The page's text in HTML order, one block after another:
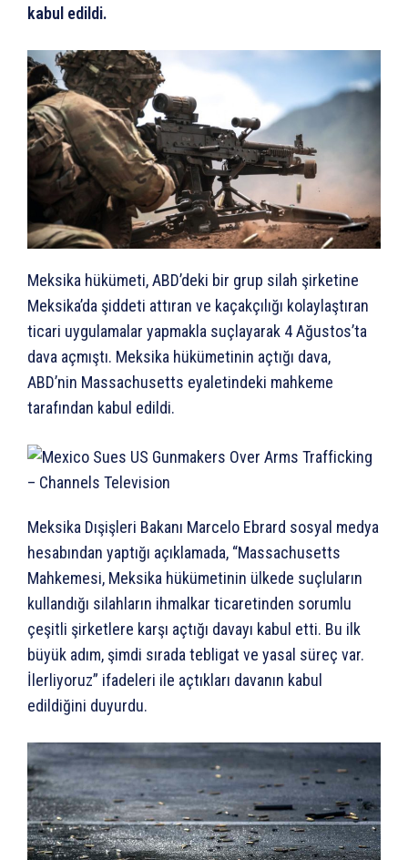
kabul edildi.
Meksika hükümeti, ABD’deki bir grup silah şirketine
Meksika’da şiddeti attıran ve kaçakçılığı kolaylaştıran
ticari uygulamalar yapmakla suçlayarak 4 Ağustos’ta
dava açmıştı. Meksika hükümetinin açtığı dava,
ABD’nin Massachusetts eyaletindeki mahkeme
tarafından kabul edildi.
Meksika Dışişleri Bakanı Marcelo Ebrard sosyal medya
hesabından yaptığı açıklamada, “Massachusetts
Mahkemesi, Meksika hükümetinin ülkede suçluların
kullandığı silahların ihmalkar ticaretinden sorumlu
çeşitli şirketlere karşı açtığı davayı kabul etti. Bu ilk
büyük adım, şimdi sırada tebligat ve yasal süreç var.
İlerliyoruz” ifadeleri ile açtıkları davanın kabul
edildiğini duyurdu.